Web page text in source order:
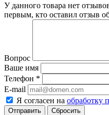
У данного товара нет
первым, кто оставил отзыв
Вопрос
Ваше имя
Телефон *
E-mail
Я согласен на обработку
Сбросить